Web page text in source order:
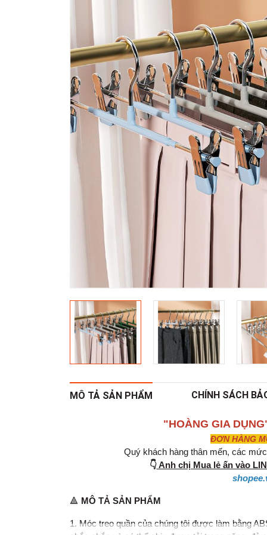
MÔ TẢ SẢN PHẨM CHÍNH SÁCH
"HOÀNG GIA
ĐƠN HÀNG
Quý khách hàng thân mến, các
👇Anh chị Mua lẻ ấn vào
🔺 MÔ TẢ SẢN PHẨM
1. Móc treo quần của chúng tôi được làm bằng